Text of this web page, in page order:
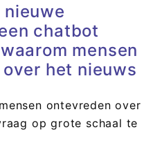
chatbot
mensen
het nieuws
ontevreden over
op grote schaal te